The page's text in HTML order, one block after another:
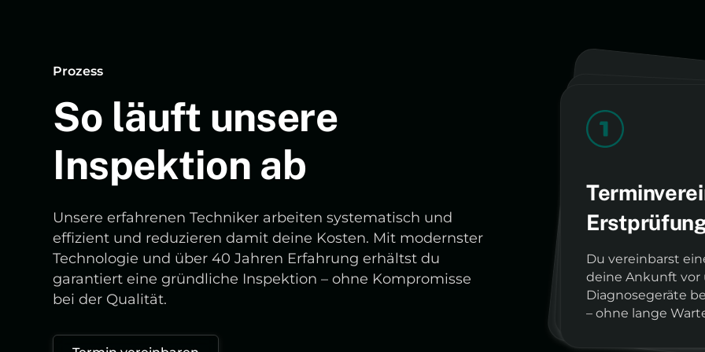
Prozess
So läuft unsere
Inspektion ab
Unsere erfahrenen Techniker arbeiten systematisch und
effizient und reduzieren damit deine Kosten. Mit modernster
Technologie und über 40 Jahren Erfahrung erhältst du
garantiert eine gründliche Inspektion – ohne Kompromisse
bei der Qualität.
Du vereinbarst
deine Ankunft
Diagnosegeräte
– ohne lange
Gründliche
Unsere Spezialisten überprüfen
Technologie und systematischem
pfehlungen
Wir erstellen
und Empfehlungen. So
werden sollte –
versteckten